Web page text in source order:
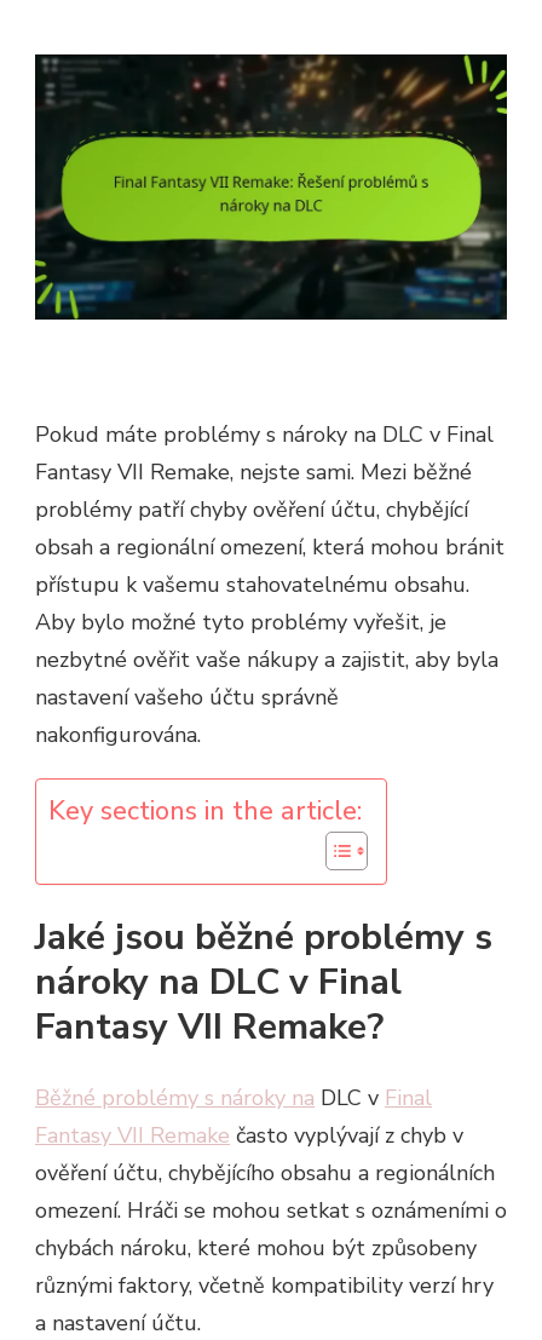
REMAKE:
ŘEŠENÍ
PROBLÉMŮ
S
DLC
Pokud máte problémy s nároky na DLC v Final
Fantasy VII Remake, nejste sami. Mezi běžné
problémy patří chyby ověření účtu, chybějící
obsah a regionální omezení, která mohou bránit
přístupu k vašemu stahovatelnému obsahu.
Aby bylo možné tyto problémy vyřešit, je
nezbytné ověřit vaše nákupy a zajistit, aby byla
nastavení vašeho účtu správně
nakonfigurována.
Key sections in the article:
Jaké jsou běžné problémy s
nároky na DLC v Final
Fantasy VII Remake?
Běžné problémy s nároky na DLC v Final
Fantasy VII Remake často vyplývají z chyb v
ověření účtu, chybějícího obsahu a regionálních
omezení. Hráči se mohou setkat s oznámeními o
chybách nároku, které mohou být způsobeny
různými faktory, včetně kompatibility verzí hry
a nastavení účtu.